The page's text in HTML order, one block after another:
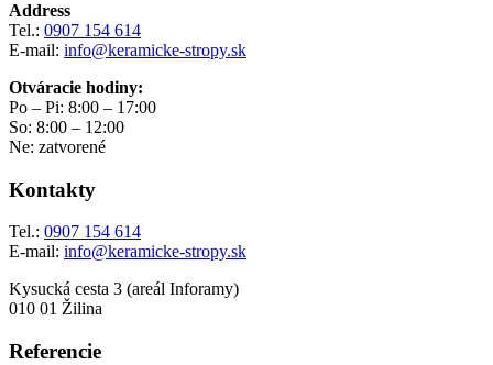
Address
Tel.: 0907 154 614
E-mail: info@keramicke-stropy.sk
Otváracie hodiny:
Po – Pi: 8:00 – 17:00
So: 8:00 – 12:00
Ne: zatvorené
Kontakty
Tel.: 0907 154 614
E-mail: info@keramicke-stropy.sk
Kysucká cesta 3 (areál Inforamy)
010 01 Žilina
Referencie